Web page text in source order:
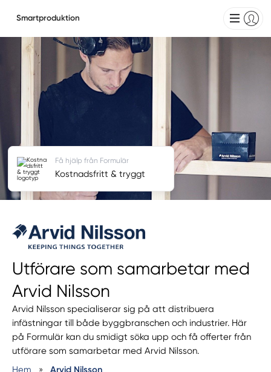
Smartproduktion
Utförare som samarbetar med
Arvid Nilsson
Arvid Nilsson specialiserar sig på att distribuera
infästningar till både byggbranschen och industrier. Här
på Formulär kan du smidigt söka upp och få offerter från
utförare som samarbetar med Arvid Nilsson.
Hem
» Arvid Nilsson
Få hjälp från Formulär
Kostnadsfritt & tryggt